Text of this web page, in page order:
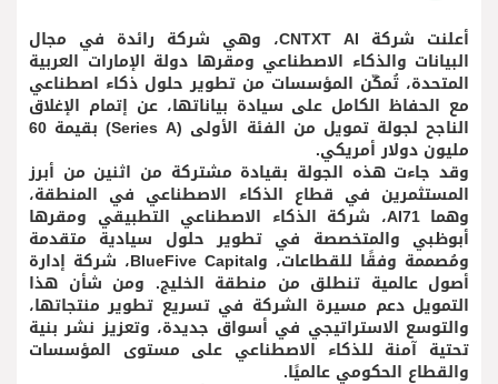
أعلنت شركة CNTXT AI، وهي شركة رائدة في مجال
البيانات والذكاء الاصطناعي ومقرها دولة الإمارات العربية
المتحدة، تُمكّن المؤسسات من تطوير حلول ذكاء اصطناعي
مع الحفاظ الكامل على سيادة بياناتها، عن إتمام الإغلاق
الناجح لجولة تمويل من الفئة الأولى (Series A) بقيمة 60
مليون دولار أمريكي.
وقد جاءت هذه الجولة بقيادة مشتركة من اثنين من أبرز
المستثمرين في قطاع الذكاء الاصطناعي في المنطقة،
وهما AI71، شركة الذكاء الاصطناعي التطبيقي ومقرها
أبوظبي والمتخصصة في تطوير حلول سيادية متقدمة
ومُصممة وفقًا للقطاعات، وBlueFive Capital، شركة إدارة
أصول عالمية تنطلق من منطقة الخليج. ومن شأن هذا
التمويل دعم مسيرة الشركة في تسريع تطوير منتجاتها،
والتوسع الاستراتيجي في أسواق جديدة، وتعزيز نشر بنية
تحتية آمنة للذكاء الاصطناعي على مستوى المؤسسات
والقطاع الحكومي عالميًا.